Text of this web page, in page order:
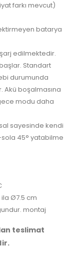
farkı mevcut)
batarya
edilmektedir.
Standart
durumunda
Akü boşalmasına
modu daha
sayesinde kendi
45° yatabilme
Ø7.5 cm
montaj
teslimat